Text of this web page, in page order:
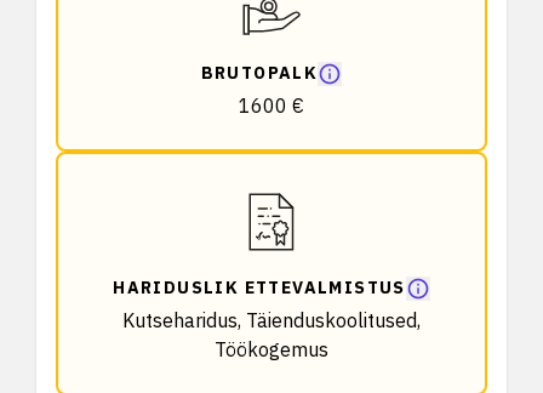
BRUTOPALK
1600 €
HARIDUSLIK ETTEVALMISTUS
Kutseharidus, Täienduskoolitused,
Töökogemus